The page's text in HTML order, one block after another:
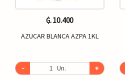
₲. 10.400
AZUCAR BLANCA AZPA 1KL
- Un. +